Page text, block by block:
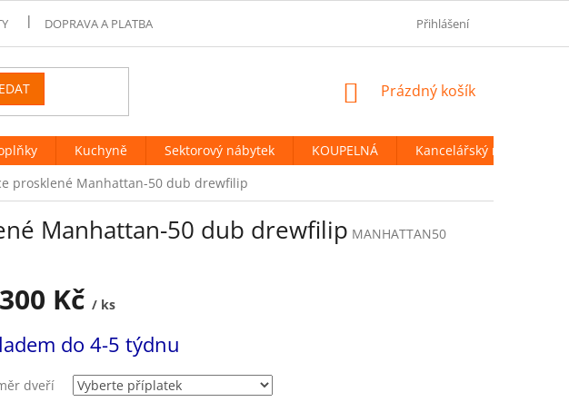
DOPRAVA A PLATBA PODMÍNKY OCHRANY OSOBNÍCH
Přihlášení
NÁKUPNÍ
Prázdný košík
Kuchyně Sektorový nábytek KOUPELNÁ
Kancelářský nábytek
prosklené Manhattan-50 dub drewfilip
Manhattan-50 dub drewfilip MANHATTAN50
Kč / ks
do 4-5 týdnu
dveří